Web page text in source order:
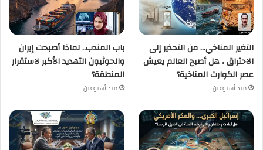
التغير المناخي… من التحذير إلى
الاحتراق ، هل أصبح العالم يعيش
عصر الكوارث المناخية؟
منذ أسبوعين
باب المندب.. لماذا أصبحت إيران
والحوثيون التهديد الأكبر لاستقرار
المنطقة؟
منذ أسبوعين